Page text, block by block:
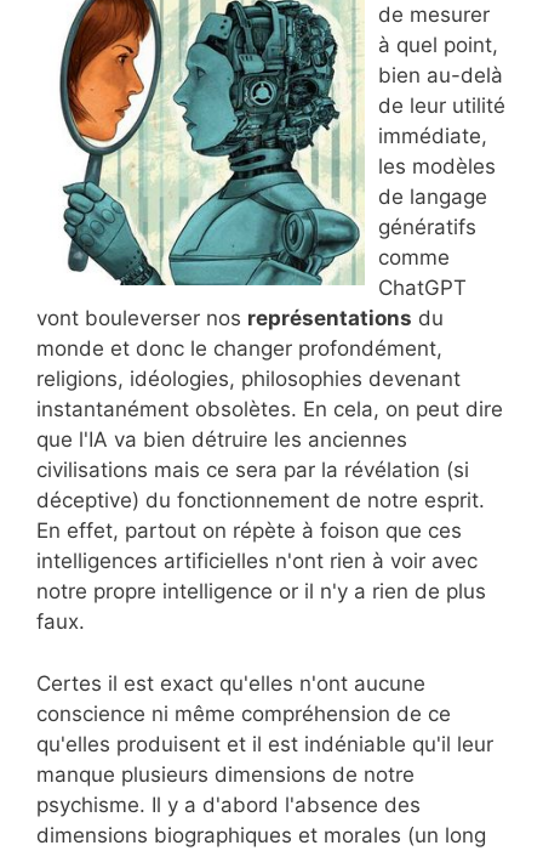
de mesurer
à quel point,
bien au-delà
de leur utilité
immédiate,
les modèles
de langage
génératifs
comme
ChatGPT
vont bouleverser nos représentations du
monde et donc le changer profondément,
religions, idéologies, philosophies devenant
instantanément obsolètes. En cela, on peut dire
que l'IA va bien détruire les anciennes
civilisations mais ce sera par la révélation (si
déceptive) du fonctionnement de notre esprit.
En effet, partout on répète à foison que ces
intelligences artificielles n'ont rien à voir avec
notre propre intelligence or il n'y a rien de plus
faux.
Certes il est exact qu'elles n'ont aucune
conscience ni même compréhension de ce
qu'elles produisent et il est indéniable qu'il leur
manque plusieurs dimensions de notre
psychisme. Il y a d'abord l'absence des
dimensions biographiques et morales (un long